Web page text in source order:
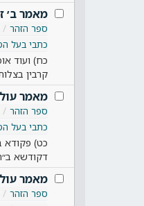
מאמר ב׳
ספר הזהר
כתבי בעל
כח) ועוד
קרבין
מאמר
ספר הזהר
כתבי בעל
כט)
דקודשא
מאמר
ספר הזהר